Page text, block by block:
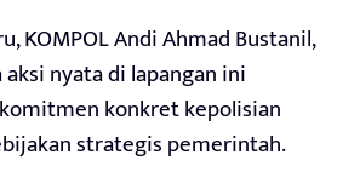
KOMPOL Andi Ahmad Bustanil,
nyata di lapangan ini
konkret kepolisian
strategis pemerintah.